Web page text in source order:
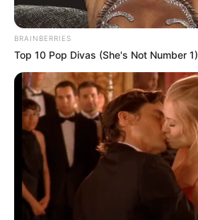
BRAINBERRIES
Top 10 Pop Divas (She's Not Number 1)